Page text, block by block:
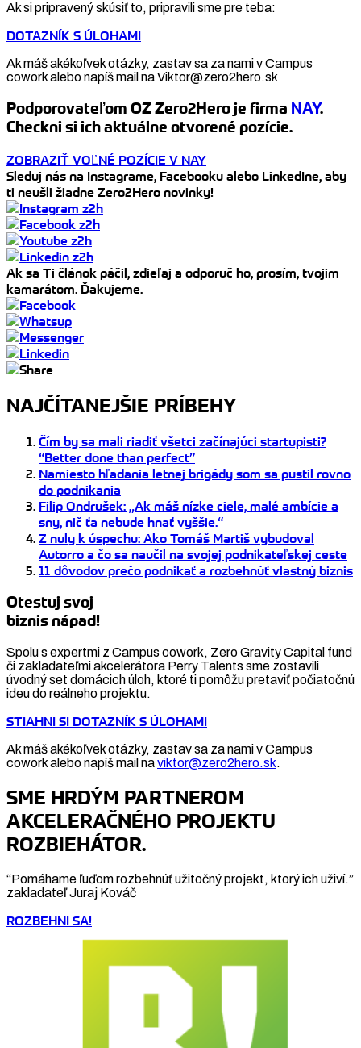
Ak si pripravený skúsiť to, pripravili sme pre teba:
DOTAZNÍK S ÚLOHAMI
Ak máš akékoľvek otázky, zastav sa za nami v Campus
cowork alebo napíš mail na Viktor@zero2hero.sk
Podporovateľom OZ Zero2Hero je firma NAY.
Checkni si ich aktuálne otvorené pozície.
ZOBRAZIŤ VOĽNÉ POZÍCIE V NAY
Sleduj nás na Instagrame, Facebooku alebo LinkedIne, aby
ti neušli žiadne Zero2Hero novinky!
Ak sa Ti článok páčil, zdieľaj a odporuč ho, prosím, tvojim
kamarátom. Ďakujeme.
NAJČÍTANEJŠIE PRÍBEHY
Čím by sa mali riadiť všetci začínajúci startupisti?
“Better done than perfect”
Namiesto hľadania letnej brigády som sa pustil rovno
do podnikania
Filip Ondrušek: „Ak máš nízke ciele, malé ambície a
sny, nič ťa nebude hnať vyššie.“
Z nuly k úspechu: Ako Tomáš Martiš vybudoval
Autorro a čo sa naučil na svojej podnikateľskej ceste
11 dôvodov prečo podnikať a rozbehnúť vlastný biznis
Otestuj svoj
biznis nápad!
Spolu s expertmi z Campus cowork, Zero Gravity Capital fund
či zakladateľmi akcelerátora Perry Talents sme zostavili
úvodný set domácich úloh, ktoré ti pomôžu pretaviť počiatočnú
ideu do reálneho projektu.
STIAHNI SI DOTAZNÍK S ÚLOHAMI
Ak máš akékoľvek otázky, zastav sa za nami v Campus
cowork alebo napíš mail naviktor@zero2hero.sk.
SME HRDÝM PARTNEROM
AKCELERAČNÉHO PROJEKTU
ROZBIEHÁTOR.
“Pomáhame ľuďom rozbehnúť užitočný projekt, ktorý ich uživí.”
zakladateľ Juraj Kováč
ROZBEHNI SA!